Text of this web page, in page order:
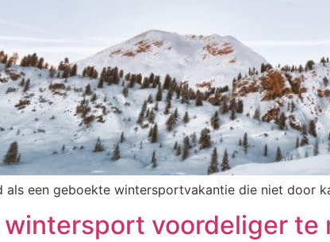
als een geboekte wintersportvakantie die niet door
voordeliger te